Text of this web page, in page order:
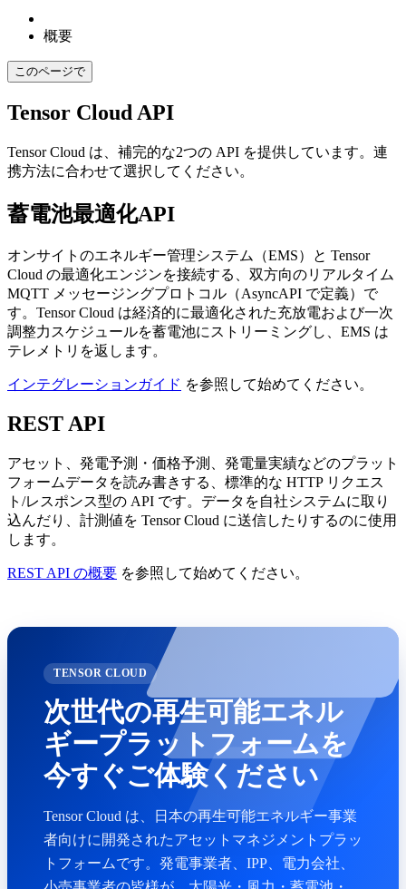
概要
このページで
Tensor Cloud API
Tensor Cloud は、補完的な2つの API を提供しています。連
携方法に合わせて選択してください。
蓄電池最適化API
オンサイトのエネルギー管理システム（EMS）と Tensor
Cloud の最適化エンジンを接続する、双方向のリアルタイム
MQTT メッセージングプロトコル（AsyncAPI で定義）で
す。Tensor Cloud は経済的に最適化された充放電および一次
調整力スケジュールを蓄電池にストリーミングし、EMS は
テレメトリを返します。
インテグレーションガイド を参照して始めてください。
REST API
アセット、発電予測・価格予測、発電量実績などのプラット
フォームデータを読み書きする、標準的な HTTP リクエス
ト/レスポンス型の API です。データを自社システムに取り
込んだり、計測値を Tensor Cloud に送信したりするのに使用
します。
REST API の概要 を参照して始めてください。
TENSOR CLOUD
次世代の再生可能エネル
ギープラットフォームを
今すぐご体験ください
Tensor Cloud は、日本の再生可能エネルギー事業
者向けに開発されたアセットマネジメントプラッ
トフォームです。発電事業者、IPP、電力会社、